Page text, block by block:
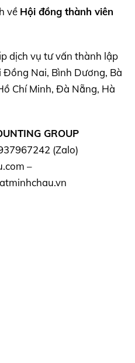
về Hội đồng thành viên
dịch vụ tư vấn thành lập
Nai, Bình Dương, Bà
Chí Minh, Đà Nẵng, Hà
GROUP
(Zalo)
–